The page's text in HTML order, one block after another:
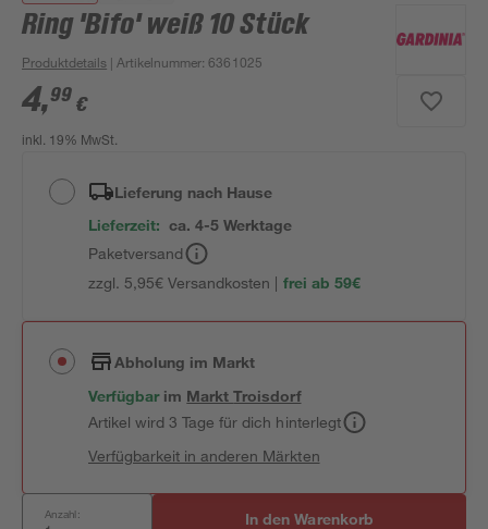
Ring 'Bifo' weiß 10 Stück
Produktdetails | Artikelnummer:6361025
4,99 €
inkl. 19% MwSt.
Lieferung nach Hause
Lieferzeit: ca. 4-5 Werktage
Paketversand
zzgl. 5,95€ Versandkosten | frei ab 59€
Abholung im Markt
Verfügbar im MarktTroisdorf
Artikel wird 3 Tage für dich hinterlegt
Verfügbarkeit in anderen Märkten
Anzahl: In den Warenkorb